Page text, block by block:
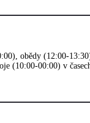
obědy (12:00-
(10:00-00:00) v